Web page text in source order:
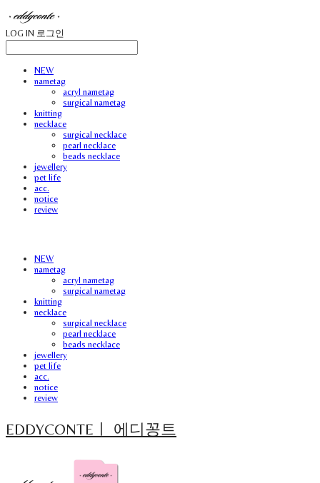
LOG IN 로그인
NEW
nametag
acryl nametag
surgical nametag
knitting
necklace
surgical necklace
pearl necklace
beads necklace
jewellery
pet life
acc.
notice
review
NEW
nametag
acryl nametag
surgical nametag
knitting
necklace
surgical necklace
pearl necklace
beads necklace
jewellery
pet life
acc.
notice
review
EDDYCONTEㅣ 에디꽁트